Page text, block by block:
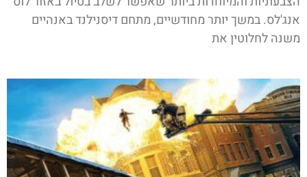
אנג'לס. במשך יותר מחודשיים, מתחם דיסנילנד באנהיים
משנה לחלוטין את